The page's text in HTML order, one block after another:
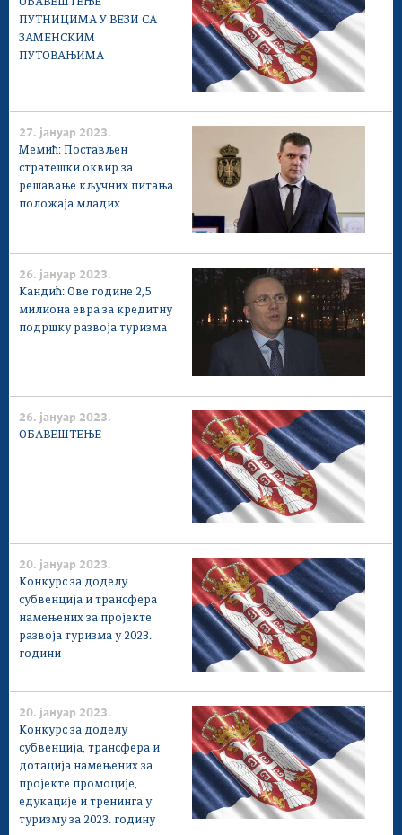
ОБАВЕШТЕЊЕ
ПУТНИЦИМА У ВЕЗИ СА
ЗАМЕНСКИМ
ПУТОВАЊИМА
27. јануар 2023.
Мемић: Постављен
стратешки оквир за
решавање кључних питања
положаја младих
26. јануар 2023.
Кандић: Ове године 2,5
милиона евра за кредитну
подршку развоја туризма
26. јануар 2023.
ОБАВЕШТЕЊЕ
20. јануар 2023.
Конкурс за доделу
субвенција и трансфера
намењених за пројекте
развоја туризма у 2023.
години
20. јануар 2023.
Конкурс за доделу
субвенција, трансфера и
дотација намењених за
пројекте промоције,
едукације и тренинга у
туризму за 2023. годину